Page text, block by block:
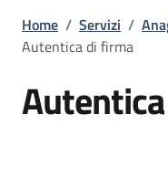
Briciole di
Home / Servizi /
Autentica di firma